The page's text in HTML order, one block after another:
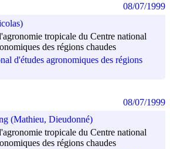
tropicale du Centre national
des régions chaudes
d'études agronomiques des régions
08/07/1999
(Mathieu, Dieudonné)
tropicale du Centre national
des régions chaudes
08/07/1999